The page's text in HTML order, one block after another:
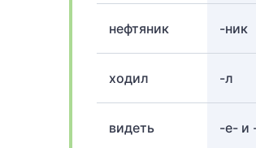
нефтяник -ник
ходил -л
видеть -е- и